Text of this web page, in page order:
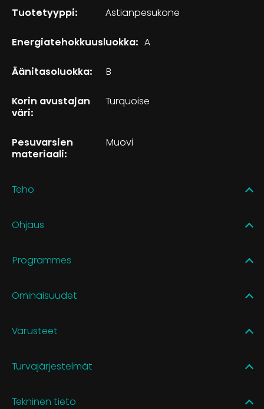
Tuotetyyppi: Astianpesukone
Energiatehokkuusluokka: A
Äänitasoluokka: B
Korin avustajan
väri:
Turquoise
Pesuvarsien
materiaali:
Muovi
Teho
Ohjaus
Programmes
Ominaisuudet
Varusteet
Turvajärjestelmät
Tekninen tieto